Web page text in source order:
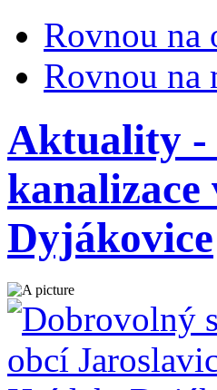
Rovnou na
Rovnou na
Aktuality -
kanalizace
Dyjákovice